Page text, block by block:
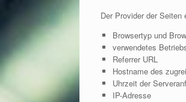
Der Provider der
Browsertyp und
verwendetes
Referrer URL
Hostname des
Uhrzeit der
IP-Adresse